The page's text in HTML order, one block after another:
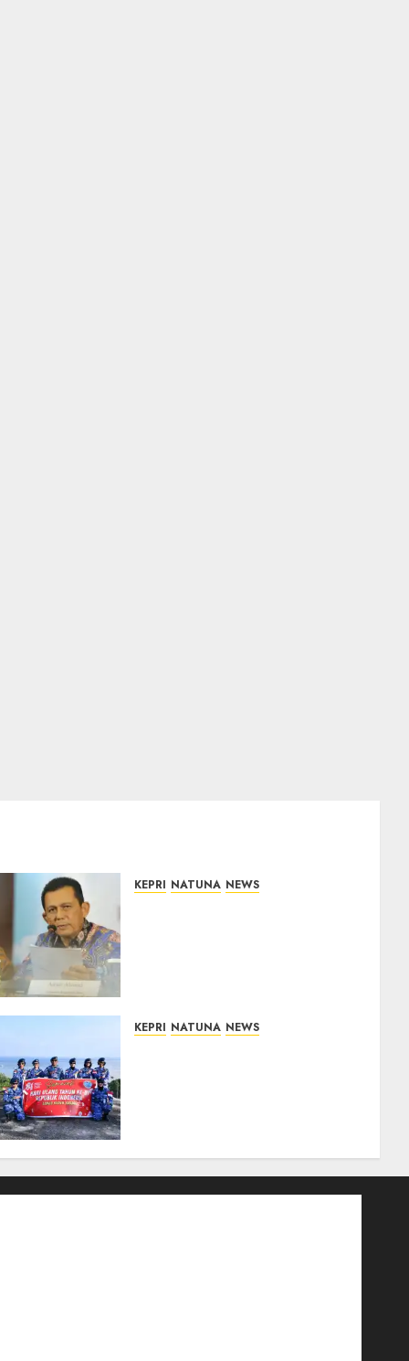
KEPRI NATUNA NEWS
KEPRI NATUNA NEWS
07/08/2026 0